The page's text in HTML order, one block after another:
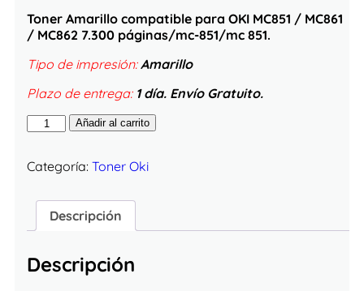
Toner Amarillo compatible para OKI MC851 / MC861
/ MC862 7.300 páginas/mc-851/mc 851.
Tipo de impresión: Amarillo
Plazo de entrega: 1 día. Envío Gratuito.
Añadir al carrito
Categoría: Toner Oki
Descripción
Descripción